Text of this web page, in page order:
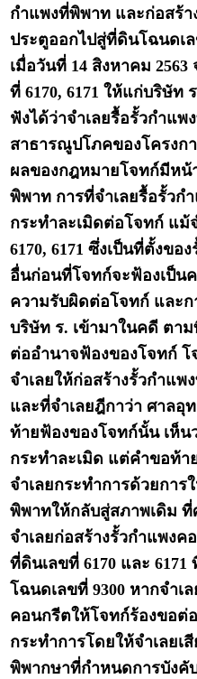
กำแพงที่พิพาท และก่อสร้
ประตูออกไปสู่ที่ดินโฉนดเ
เมื่อวันที่ 14 สิงหาคม
ที่ 6170, 6171 ให้แก่บริษัท
ฟังได้ว่าจำเลยรื้อรั้วกำแพ
สาธารณูปโภคของโครงก
ผลของกฎหมายโจทก์มีหน้
พิพาท การที่จำเลยรื้อรั้วก
กระทำละเมิดต่อโจทก์ แ
6170, 6171 ซึ่งเป็นที่ตั้งข
อื่นก่อนที่โจทก์จะฟ้องเป็น
ความรับผิดต่อโจทก์ และ
บริษัท ร. เข้ามาในคดี ตา
ต่ออำนาจฟ้องของโจทก์
จำเลยให้ก่อสร้างรั้วกำแ
และที่จำเลยฎีกาว่า ศาล
ท้ายฟ้องของโจทก์นั้น เห็น
กระทำละเมิด แต่คำขอท้
จำเลยกระทำการด้วยการ
พิพาทให้กลับสู่สภาพเดิม
จำเลยก่อสร้างรั้วกำแพง
ที่ดินเลขที่ 6170 และ
โฉนดเลขที่ 9300 หากจำเ
คอนกรีตให้โจทก์ร้องขอต่
กระทำการโดยให้จำเลยเ
พิพากษาที่กำหนดการบัง